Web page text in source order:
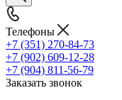
Телефоны
+7 (351) 270-84-73
+7 (902) 609-12-28
+7 (904) 811-56-79
Заказать звонок